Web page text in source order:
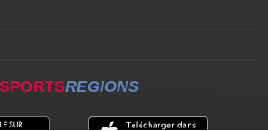
SPORTSREGIONS